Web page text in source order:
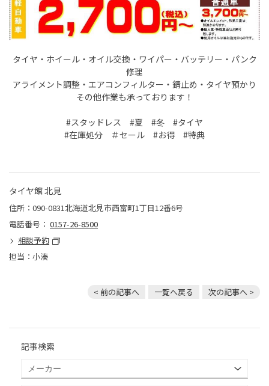
タイヤ・ホイール・オイル交換・ワイパー・バッテリー・パンク
修理
アライメント調整・エアコンフィルター・錆止め・タイヤ預かり
その他作業も承っております！
#スタッドレス #夏 #冬 #タイヤ
#在庫処分 ＃セール #お得 #特典
タイヤ館 北見
住所：090-0831北海道北見市西富町1丁目12番6号
電話番号： 0157-26-8500
相談予約
担当：小湊
< 前の記事へ 一覧へ戻る 次の記事へ >
記事検索